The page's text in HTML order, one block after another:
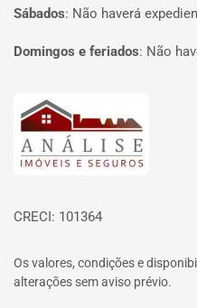
Sábados: Não haverá
Domingos e feriados: Não
Página inicial
CRECI: 101364
Os valores, condições e
alterações sem aviso prévio.